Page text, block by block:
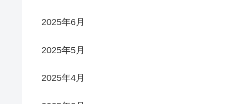
2025年6月
2025年5月
2025年4月